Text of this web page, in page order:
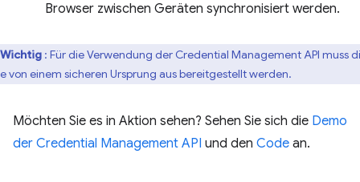
Browser zwischen Geräten synchronisiert werden.
Wichtig : Für die Verwendung der Credential Management API muss
von einem sicheren Ursprung aus bereitgestellt werden.
Möchten Sie es in Aktion sehen? Sehen Sie sich die Demo
der Credential Management API und den Code an.